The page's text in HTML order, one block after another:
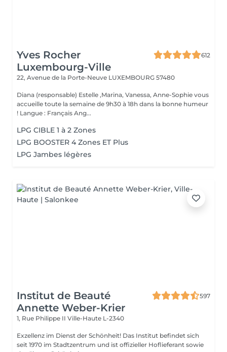
Yves Rocher
Luxembourg-Ville
612
22, Avenue de la Porte-Neuve LUXEMBOURG 57480
Diana (responsable) Estelle ,Marina, Vanessa, Anne-Sophie vous
accueille toute la semaine de 9h30 à 18h dans la bonne humeur
! Langue : Français Ang...
LPG CIBLE 1 à 2 Zones
LPG BOOSTER 4 Zones ET Plus
LPG Jambes légères
Institut de Beauté
Annette Weber-Krier
597
1, Rue Philippe II Ville-Haute L-2340
Exzellenz im Dienst der Schönheit! Das Institut befindet sich
seit 1970 im Stadtzentrum und ist offizieller Hoflieferant sowie